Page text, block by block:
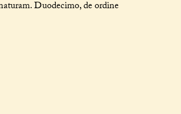
Duodecimo, de ordine